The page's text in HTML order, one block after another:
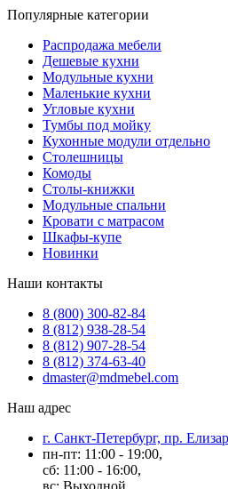
Популярные категории
Распродажа мебели
Дешевые кухни
Модульные кухни
Маленькие кухни
Угловые кухни
Тумбы под мойку
Кухонные модули отдельно
Столешницы
Комоды
Столы-книжки
Модульные спальни
Кровати с матрасом
Шкафы-купе
Новинки
Наши контакты
8 (800) 300-82-84
8 (812) 938-28-54
8 (812) 907-28-54
8 (812) 374-63-40
dmaster@mdmebel.com
Наш адрес
г. Санкт-Петербург, пр.
пн-пт: 11:00 - 19:00,
сб: 11:00 - 16:00,
вс: Выходной